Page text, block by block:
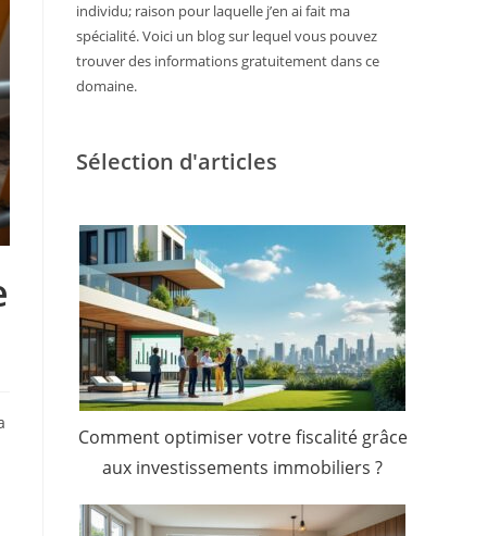
individu; raison pour laquelle j’en ai fait ma
spécialité. Voici un blog sur lequel vous pouvez
trouver des informations gratuitement dans ce
domaine.
Sélection d'articles
Comment optimiser votre fiscalité grâce
aux investissements immobiliers ?